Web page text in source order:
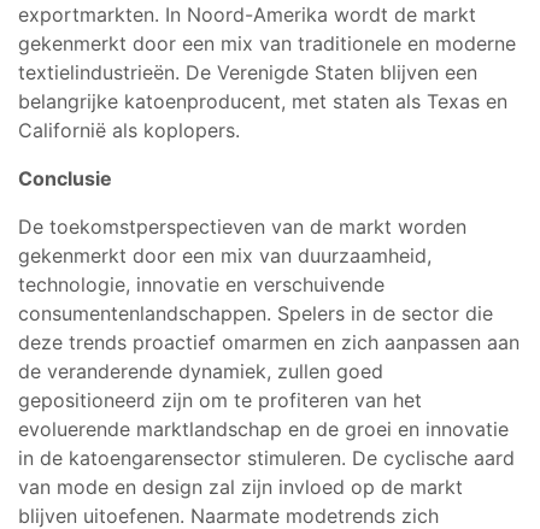
exportmarkten. In Noord-Amerika wordt de markt
gekenmerkt door een mix van traditionele en moderne
textielindustrieën. De Verenigde Staten blijven een
belangrijke katoenproducent, met staten als Texas en
Californië als koplopers.
Conclusie
De toekomstperspectieven van de markt worden
gekenmerkt door een mix van duurzaamheid,
technologie, innovatie en verschuivende
consumentenlandschappen. Spelers in de sector die
deze trends proactief omarmen en zich aanpassen aan
de veranderende dynamiek, zullen goed
gepositioneerd zijn om te profiteren van het
evoluerende marktlandschap en de groei en innovatie
in de katoengarensector stimuleren. De cyclische aard
van mode en design zal zijn invloed op de markt
blijven uitoefenen. Naarmate modetrends zich